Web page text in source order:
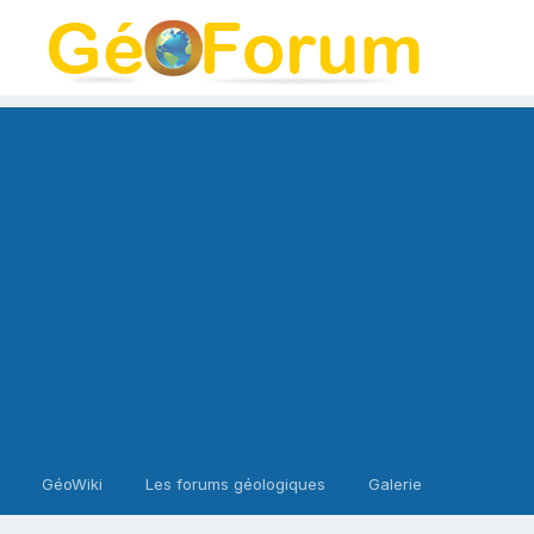
GéoWiki Les forums géologiques Galerie